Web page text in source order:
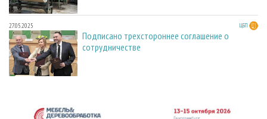
27.05.2025 ЦБП
Подписано трехстороннее соглашение о
сотрудничестве